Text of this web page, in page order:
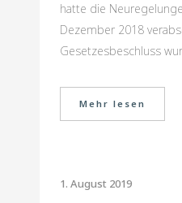
hatte die
Dezember 2018
Gesetzesbeschluss
Mehr lesen
1. August 2019